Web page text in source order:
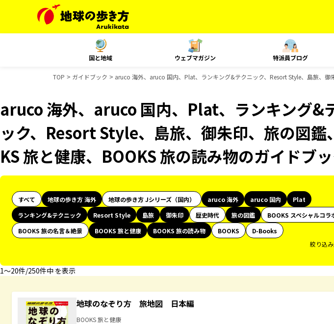
国と地域 ウェブマガジン 特派員ブログ
TOP ガイドブック aruco 海外、aruco 国内、Plat、ランキング&テクニック、Resort Style、島旅、
aruco 海外、aruco 国内、Plat、ランキング&
ック、Resort Style、島旅、御朱印、旅の図鑑
KS 旅と健康、BOOKS 旅の読み物のガイドブ
すべて 地球の歩き方 海外 地球の歩き方 Jシリーズ（国内） aruco 海外 aruco 国内
Plat
ランキング&テクニック
Resort Style 島旅 御朱印 歴史時代 旅の図鑑
BOOKS スペシャルコラ
BOOKS 旅の名言＆絶景
BOOKS 旅と健康 BOOKS 旅の読み物 BOOKS
D-Books
絞り込
1〜20件/250件中 を表示
地球のなぞり方 旅地図 日本編
BOOKS 旅と健康